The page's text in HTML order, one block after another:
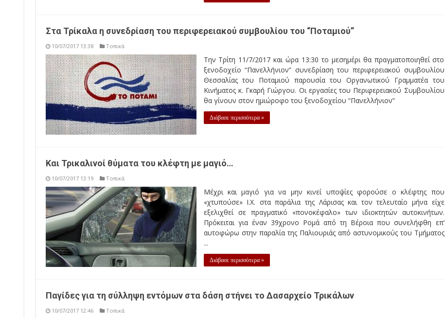
Στα Τρίκαλα η συνεδρίαση του περιφερειακού συμβουλίου του “Ποταμιού”
10/07/2017 13:38 Τοπικά
Την Τρίτη 11/7/2017 και ώρα 13:30 το μεσημέρι θα πραγματοποιηθεί στο
ξενοδοχείο “Πανελλήνιον” συνεδρίαση του περιφερειακού συμβουλίου
Θεσσαλίας του Ποταμιού παρουσία του Οργανωτικού Γραμματέα του
Κινήματος κ. Γκαρή Γιώργου. Οι εργασίες του Περιφερειακού Συμβουλίου
θα γίνουν στον ημιώροφο του ξενοδοχείου “Πανελλήνιον”
Διάβασε περισσότερα »
Και Τρικαλινοί θύματα του κλέφτη με μαγιό…
10/07/2017 13:19 Τοπικά
Μέχρι και μαγιό για να μην κινεί υποψίες φορούσε ο κλέφτης που
«χτυπούσε» Ι.Χ. στα παράλια της Λάρισας και τον τελευταίο μήνα είχε
εξελιχθεί σε πραγματικό «πονοκέφαλο» των ιδιοκτητών αυτοκινήτων.
Πρόκειται για έναν 39χρονο Ρομά από τη Βέροια που συνελήφθη επ’
αυτοφώρω στην παραλία της Παλιουριάς από αστυνομικούς του Τμήματος
...
Διάβασε περισσότερα »
Παγίδες για τη σύλληψη εντόμων στα δάση στήνει το Δασαρχείο Τρικάλων
10/07/2017 12:46 Τοπικά